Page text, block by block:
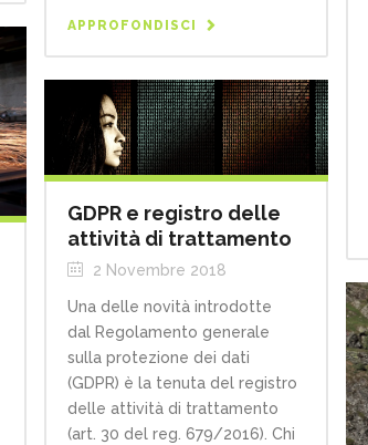
APPROFONDISCI
GDPR e registro delle
attività di trattamento
2 Novembre 2018
Una delle novità introdotte
dal Regolamento generale
sulla protezione dei dati
(GDPR) è la tenuta del registro
delle attività di trattamento
(art. 30 del reg. 679/2016). Chi